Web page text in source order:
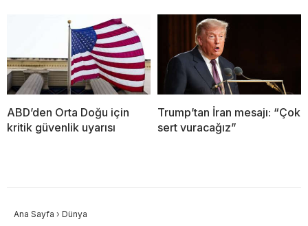
ABD’den Orta Doğu için
kritik güvenlik uyarısı
Trump’tan İran mesajı: “Çok
sert vuracağız”
Ana Sayfa › Dünya